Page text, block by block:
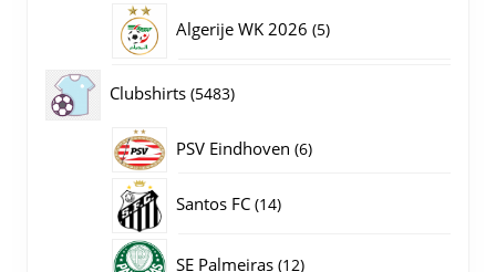
Algerije WK 2026 55
Clubshirts 54835483
producten
PSV Eindhoven 66
Santos FC 1414
SE Palmeiras 1212